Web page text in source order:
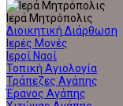
Ιερά Μητρόπολις
Διοικητική Διάρθωση
Ιερές Μονές
Ιεροί Ναοί
Τοπική Αγιολογία
Τράπεζες Αγάπης
Έρανος Αγάπης